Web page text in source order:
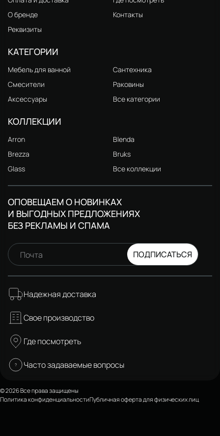
О бренде
Контакты
Реквизиты
КАТЕГОРИИ
Мебель для ванной
Сантехника
Смесители
Раковины
Аксессуары
Все категории
КОЛЛЕКЦИИ
Arron
Blenda
Brezza
Bruks
Glass
Все коллекции
ОПОВЕЩАЕМ О НОВИНКАХ
И ВЫГОДНЫХ ПРЕДЛОЖЕНИЯХ
БЕЗ РЕКЛАМЫ И СПАМА
Почта ПОДПИСАТЬСЯ
Надежная доставка
Свое производство
Где посмотреть
Часто задаваемые вопросы
© 2026 Все права защищены
Политика конфиденциальностиПубличная оферта для физических лиц